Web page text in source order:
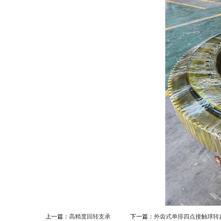
上一篇： 高精度回转支承 下一篇： 外齿式单排四点接触球转